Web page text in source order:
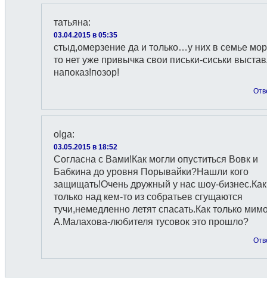
татьяна:
03.04.2015 в 05:35
стыд,омерзение да и только…у них в семье
то нет уже привычка свои письки-сиськи
напоказ!позор!
olga:
03.05.2015 в 18:52
Согласна с Вами!Как могли опуститься Вовк и
Бабкина до уровня Порывайки?Нашли кого
защищать!Очень дружный у нас шоу-бизнес.Как
только над кем-то из собратьев сгущаются
тучи,немедленно летят спасать.Как только
А.Малахова-любителя тусовок это прошло?